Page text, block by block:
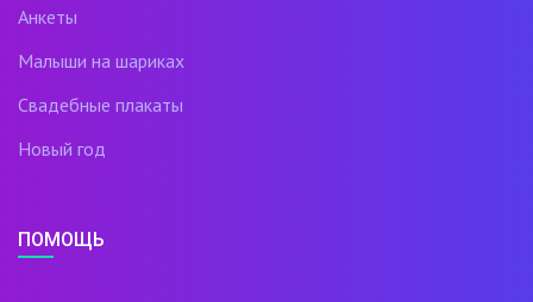
Анкеты
Малыши на шариках
Свадебные плакаты
Новый год
ПОМОЩЬ